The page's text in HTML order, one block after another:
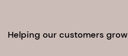
(IFIC) 2021
Helping our customers grow